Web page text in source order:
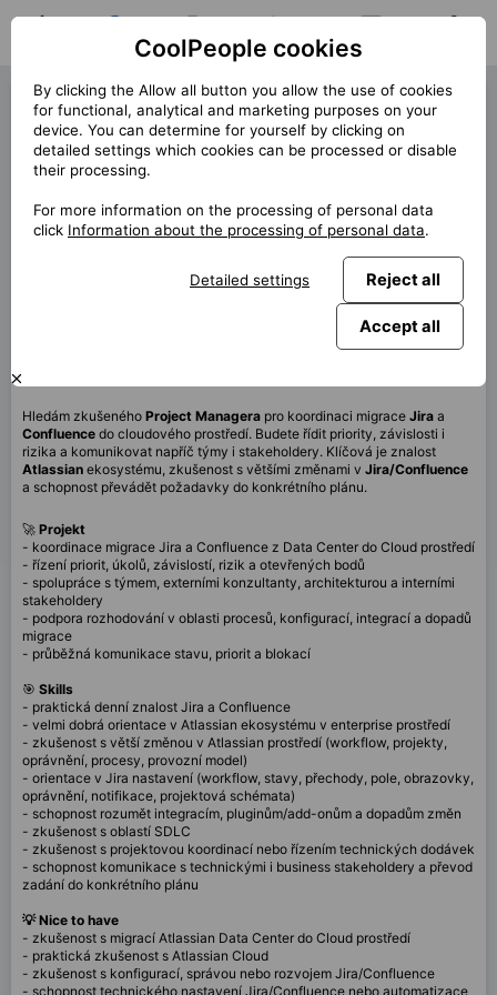
Job search My jobs Notifications Messages
Project Manager (42932)
« Back
Location
Praha
Start (lenght)
7/2026 (12m)
Hledám zkušeného Project Managera pro koordinaci migrace Jira a
Confluence do cloudového prostředí. Budete řídit priority, závislosti i
rizika a komunikovat napříč týmy i stakeholdery. Klíčová je znalost
Atlassian ekosystému, zkušenost s většími změnami v Jira/Confluence
a schopnost převádět požadavky do konkrétního plánu.
🚀 Projekt
- koordinace migrace Jira a Confluence z Data Center do Cloud prostředí
- řízení priorit, úkolů, závislostí, rizik a otevřených bodů
- spolupráce s týmem, externími konzultanty, architekturou a interními
stakeholdery
- podpora rozhodování v oblasti procesů, konfigurací, integrací a dopadů
migrace
- průběžná komunikace stavu, priorit a blokací
🎯 Skills
- praktická denní znalost Jira a Confluence
- velmi dobrá orientace v Atlassian ekosystému v enterprise prostředí
- zkušenost s větší změnou v Atlassian prostředí (workflow, projekty,
oprávnění, procesy, provozní model)
- orientace v Jira nastavení (workflow, stavy, přechody, pole, obrazovky,
oprávnění, notifikace, projektová schémata)
- schopnost rozumět integracím, pluginům/add-onům a dopadům změn
- zkušenost s oblastí SDLC
- zkušenost s projektovou koordinací nebo řízením technických dodávek
- schopnost komunikace s technickými i business stakeholdery a převod
zadání do konkrétního plánu
💡 Nice to have
- zkušenost s migrací Atlassian Data Center do Cloud prostředí
- praktická zkušenost s Atlassian Cloud
- zkušenost s konfigurací, správou nebo rozvojem Jira/Confluence
- schopnost technického nastavení Jira/Confluence nebo automatizace
CoolPeople cookies
By clicking the Allow all button you allow the use of cookies
for functional, analytical and marketing purposes on your
device. You can determine for yourself by clicking on
detailed settings which cookies can be processed or disable
their processing.
For more information on the processing of personal data
click Information about the processing of personal data.
Detailed settings Reject all
Accept all